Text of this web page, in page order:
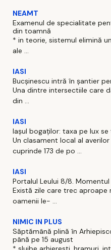
NEAMT
Examenul de specialitate
din toamnă
* in teorie, sistemul elimină
ale ...
IASI
Bucșinescu intră în șantier
Una dintre intersectiile care
din ...
IASI
Iașul bogaților: taxa pe lux
Un clasament local al
cuprinde 173 de po ...
IASI
Portalul Leului 8/8.
Există zile care trec aproape
oamenii le- ...
NIMIC IN PLUS
Săptămână plină în
până pe 15 august